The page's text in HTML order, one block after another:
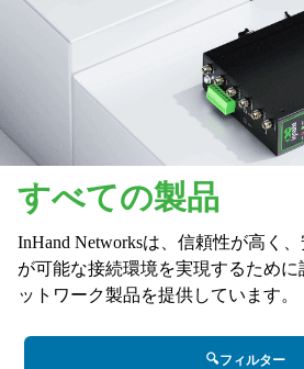
すべての製品
InHand Networksは、信頼性が高く
が可能な接続環境を実現するため
ットワーク製品を提供しています。
🔍フィルター